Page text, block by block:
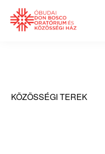
Skip
KÖZÖSSÉGI TEREK